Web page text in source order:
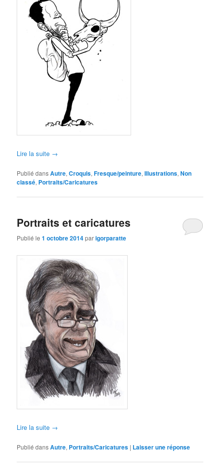
Lire la suite →
Publié dansAutre,Croquis,Fresque/peinture,Illustrations,Non
classé, Portraits/Caricatures
Portraits et caricatures
Publié le1 octobre 2014parigorparatte
Lire la suite →
Publié dansAutre, Portraits/Caricatures | Laisser une réponse